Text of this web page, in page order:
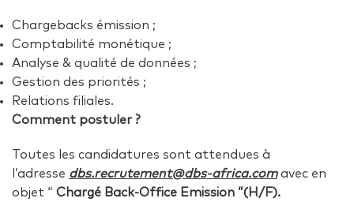
Chargebacks émission ;
Comptabilité monétique ;
Analyse & qualité de données ;
Gestion des priorités ;
Relations filiales.
Comment postuler ?
Toutes les candidatures sont attendues à
l’adresse dbs.recrutement@dbs-africa.comavec en
objet “ Chargé Back-Office Emission ”(H/F).